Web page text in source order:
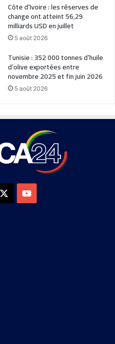
Côte d’Ivoire : les réserves de
change ont atteint 56,29
milliards USD en juillet
5 août 2026
Tunisie : 352 000 tonnes d’huile
d’olive exportées entre
novembre 2025 et fin juin 2026
5 août 2026